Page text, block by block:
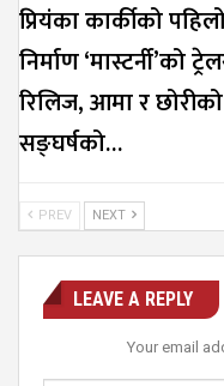
प्रियंका कार्कीको
निर्माण ‘मास्टर्नी’को
रिलिज, आमा र छोरीको
सङ्घर्षको…
PREV NEXT
LEAVE A REPLY
Your email